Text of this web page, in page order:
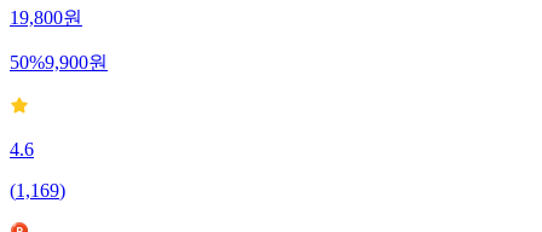
19,800원
50%9,900원
4.6
(1,169)